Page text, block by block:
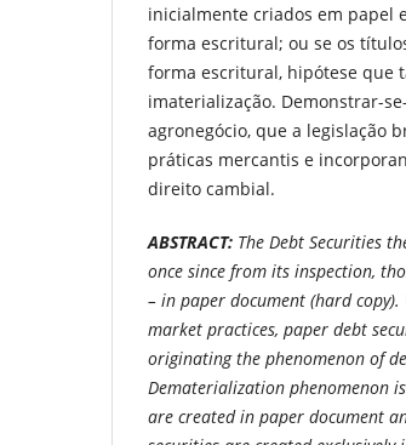
inicialmente criados em papel
forma escritural; ou se os
forma escritural, hipótese que
imaterialização. Demonstrar-
agronegócio, que a legislação
práticas mercantis e
direito cambial.
ABSTRACT: The Debt Securities
once since from its inspection,
– in paper document (hard
market practices, paper debt
originating the phenomenon of
Dematerialization phenomenon
are created in paper document